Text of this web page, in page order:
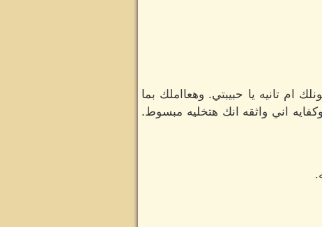
ام تانيه يا حبيبتي. وهعااملك بما
اني واثقه انك هتخليه مبسوط.